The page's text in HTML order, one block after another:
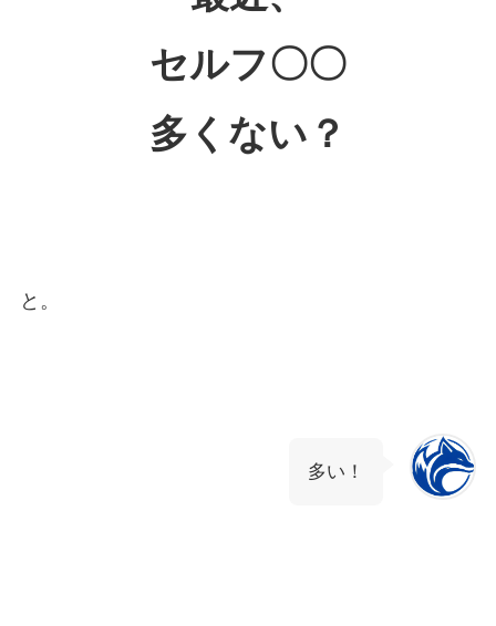
セルフ〇〇
多くない？
と。
多い！